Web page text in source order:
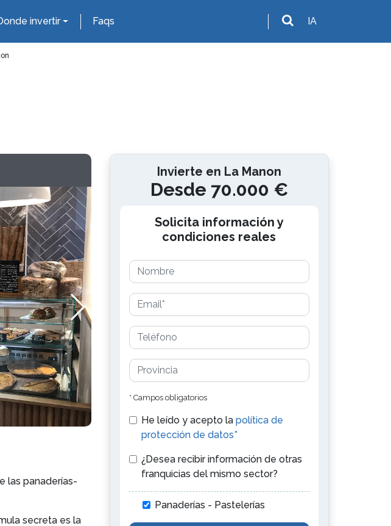
invertir Faqs IA
las panaderías-
secreta es la
Invierte en La Manon
Desde 70.000 €
Solicita información y
condiciones reales
* Campos obligatorios
He leído y acepto la política de
protección de datos*
¿Desea recibir información de otras
franquicias del mismo sector?
Panaderías - Pastelerías